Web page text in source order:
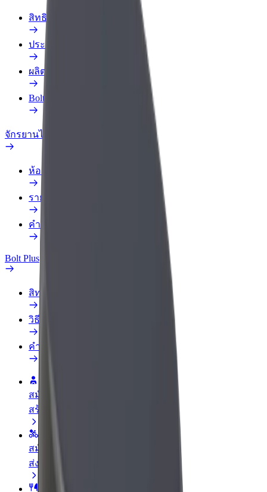
สิทธิประโยชน์
ประวัติการทำงาน
ผลิตภัณฑ์
Bolt Food สำหรับองค์กร
จักรยานไฟฟ้า
ห้องแล็บความปลอดภัย
รายงานปัญหา
คำถามที่พบบ่อย
Bolt Plus
สิทธิประโยชน์
วิธีเข้าร่วม
คำถามที่พบบ่อย
สมัครเป็นคนขับ
สร้างรายได้ในแบบของคุณ
สมัครเป็นคนส่งพัสดุ
ส่งอาหารและรับรายได้ทุกสัปดาห์